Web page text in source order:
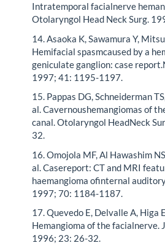
Intratemporal facialnerve
Otolaryngol Head Neck Surg.
14. Asaoka K, Sawamura Y,
Hemifacial spasmcaused by a
geniculate ganglion: case
1997; 41: 1195-1197.
15. Pappas DG, Schneiderman
al. Cavernoushemangiomas of
canal. Otolaryngol HeadNeck
32.
16. Omojola MF, Al Hawashim
al. Casereport: CT and MRI
haemangioma ofinternal
1997; 70: 1184-1187.
17. Quevedo E, Delvalle A, Higa
Hemangioma of the facialnerve.
1996; 23: 26-32.